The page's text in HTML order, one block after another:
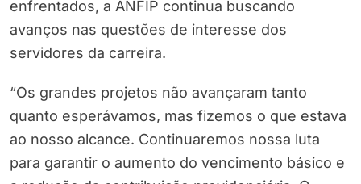
enfrentados, a ANFIP continua buscando
avanços nas questões de interesse dos
servidores da carreira.
“Os grandes projetos não avançaram tanto
quanto esperávamos, mas fizemos o que estava
ao nosso alcance. Continuaremos nossa luta
para garantir o aumento do vencimento básico e